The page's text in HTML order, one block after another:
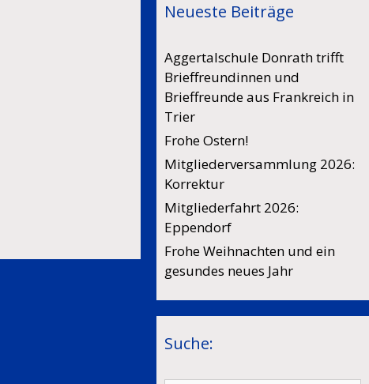
Neueste Beiträge
Aggertalschule Donrath trifft
Brieffreundinnen und
Brieffreunde aus Frankreich in
Trier
Frohe Ostern!
Mitgliederversammlung 2026:
Korrektur
Mitgliederfahrt 2026:
Eppendorf
Frohe Weihnachten und ein
gesundes neues Jahr
Suche: